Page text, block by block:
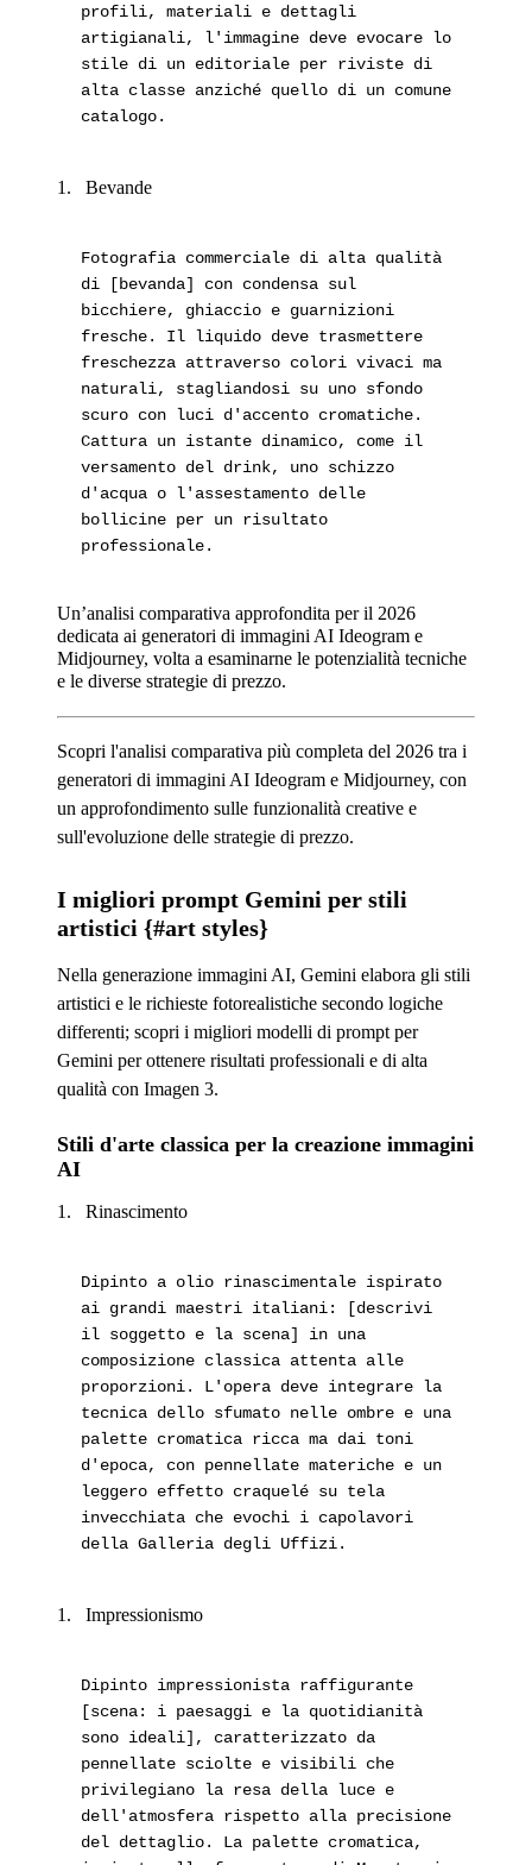
profili, materiali e dettagli
artigianali, l'immagine deve evocare lo
stile di un editoriale per riviste di
alta classe anziché quello di un comune
catalogo.
Bevande
Fotografia commerciale di alta qualità
di [bevanda] con condensa sul
bicchiere, ghiaccio e guarnizioni
fresche. Il liquido deve trasmettere
freschezza attraverso colori vivaci ma
naturali, stagliandosi su uno sfondo
scuro con luci d'accento cromatiche.
Cattura un istante dinamico, come il
versamento del drink, uno schizzo
d'acqua o l'assestamento delle
bollicine per un risultato
professionale.
Un’analisi comparativa approfondita per il 2026
dedicata ai generatori di immagini AI Ideogram e
Midjourney, volta a esaminarne le potenzialità tecniche
e le diverse strategie di prezzo.
Scopri l'analisi comparativa più completa del 2026 tra i
generatori di immagini AI Ideogram e Midjourney, con
un approfondimento sulle funzionalità creative e
sull'evoluzione delle strategie di prezzo.
I migliori prompt Gemini per stili
artistici {#art styles}
Nella generazione immagini AI, Gemini elabora gli stili
artistici e le richieste fotorealistiche secondo logiche
differenti; scopri i migliori modelli di prompt per
Gemini per ottenere risultati professionali e di alta
qualità con Imagen 3.
Stili d'arte classica per la creazione immagini
AI
Rinascimento
Dipinto a olio rinascimentale ispirato
ai grandi maestri italiani: [descrivi
il soggetto e la scena] in una
composizione classica attenta alle
proporzioni. L'opera deve integrare la
tecnica dello sfumato nelle ombre e una
palette cromatica ricca ma dai toni
d'epoca, con pennellate materiche e un
leggero effetto craquelé su tela
invecchiata che evochi i capolavori
della Galleria degli Uffizi.
Impressionismo
Dipinto impressionista raffigurante
[scena: i paesaggi e la quotidianità
sono ideali], caratterizzato da
pennellate sciolte e visibili che
privilegiano la resa della luce e
dell'atmosfera rispetto alla precisione
del dettaglio. La palette cromatica,